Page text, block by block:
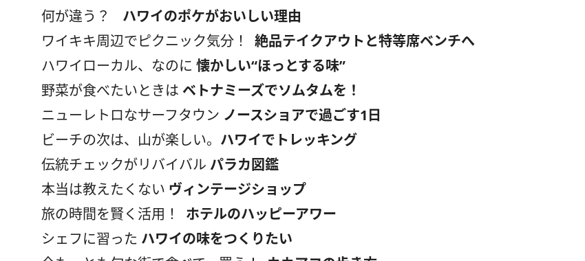
何が違う？
ハワイのポケがおいしい理由
ワイキキ周辺でピクニック気分！ 絶品テイクアウトと特等席ベンチへ
ハワイローカル、なのに 懐かしい“ほっとする味”
野菜が食べたいときは ベトナミーズでソムタムを！
ニューレトロなサーフタウン ノースショアで過ごす1日
ビーチの次は、山が楽しい。 ハワイでトレッキング
伝統チェックがリバイバル パラカ図鑑
本当は教えたくない ヴィンテージショップ
旅の時間を賢く活用！ ホテルのハッピーアワー
シェフに習った ハワイの味をつくりたい